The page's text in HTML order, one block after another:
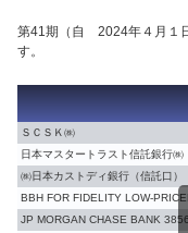
第41期（自 2024年４月１
す。
ＳＣＳＫ㈱
日本マスタートラスト信託銀行㈱
㈱日本カストディ銀行（信託口）
BBH FOR FIDELITY LOW-
JP MORGAN CHASE BANK